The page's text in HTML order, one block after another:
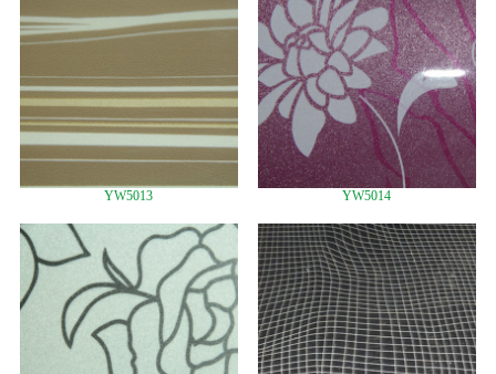
YW5013 YW5014